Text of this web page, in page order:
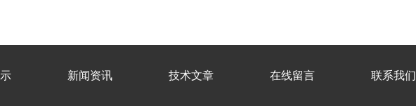
新闻资讯 技术文章 在线留言 联系我们